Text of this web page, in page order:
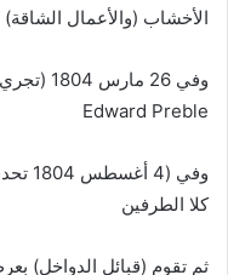
الأخشاب (والأعمال الشاقة)
وفي 26
Edward Preble
وفي
كلا الطرفين
ثم تقوم (قبائل الدواخل)